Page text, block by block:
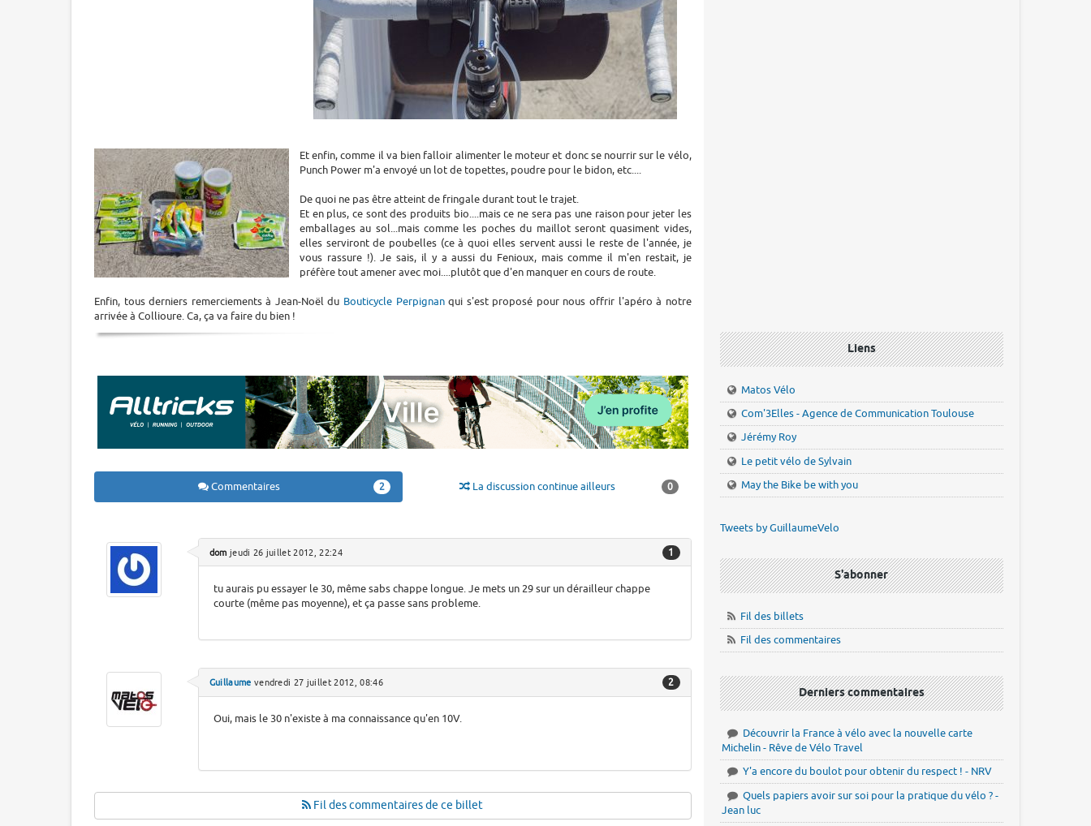
Et enfin, comme il va bien falloir alimenter le moteur et donc se nourrir sur le vélo,
Punch Power m'a envoyé un lot de topettes, poudre pour le bidon, etc....
De quoi ne pas être atteint de fringale durant tout le trajet.
Et en plus, ce sont des produits bio....mais ce ne sera pas une raison pour jeter les
emballages au sol...mais comme les poches du maillot seront quasiment vides,
elles serviront de poubelles (ce à quoi elles servent aussi le reste de l'année, je
vous rassure !). Je sais, il y a aussi du Fenioux, mais comme il m'en restait, je
préfère tout amener avec moi....plutôt que d'en manquer en cours de route.
Enfin, tous derniers remerciements à Jean-Noël du Bouticycle Perpignanqui s'est proposé pour nous offrir l'apéro à notre
arrivée à Collioure. Ca, ça va faire du bien !
Commentaires 2 La discussion continue ailleurs 0
dom jeudi 26 juillet 2012, 22:24 1
tu aurais pu essayer le 30, même sabs chappe longue. Je mets un 29 sur un dérailleur chappe
courte (même pas moyenne), et ça passe sans probleme.
Guillaume vendredi 27 juillet 2012, 08:46 2
Oui, mais le 30 n'existe à ma connaissance qu'en 10V.
Fil des commentaires de ce billet
Liens
Matos Vélo
Com'3Elles - Agence de Communication Toulouse
Jérémy Roy
Le petit vélo de Sylvain
May the Bike be with you
Tweets by GuillaumeVelo
S'abonner
Fil des billets
Fil des commentaires
Derniers commentaires
Découvrir la France à vélo avec la nouvelle carte
Michelin - Rêve de Vélo Travel
Y'a encore du boulot pour obtenir du respect ! - NRV
Quels papiers avoir sur soi pour la pratique du vélo ? -
Jean luc